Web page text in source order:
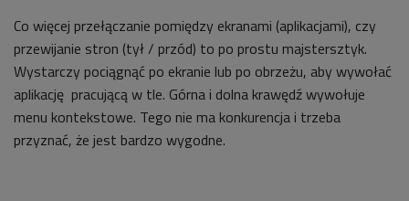
Co więcej przełączanie pomiędzy ekranami (aplikacjami), czy
przewijanie stron (tył / przód) to po prostu majstersztyk.
Wystarczy pociągnąć po ekranie lub po obrzeżu, aby wywołać
aplikację pracującą w tle. Górna i dolna krawędź wywołuje
menu kontekstowe. Tego nie ma konkurencja i trzeba
przyznać, że jest bardzo wygodne.